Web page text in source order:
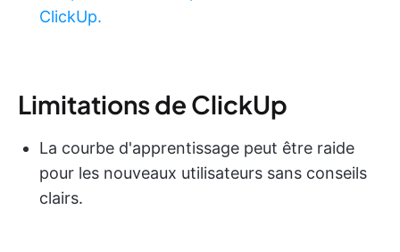
ClickUp.
Limitations de ClickUp
La courbe d'apprentissage peut être raide
pour les nouveaux utilisateurs sans conseils
clairs.